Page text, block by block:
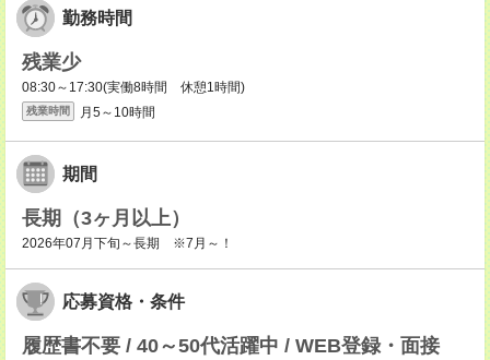
勤務時間
残業少
08:30～17:30(実働8時間 休憩1時間)
残業時間 月5～10時間
期間
長期（3ヶ月以上）
2026年07月下旬～長期 ※7月～！
応募資格・条件
履歴書不要 / 40～50代活躍中 / WEB登録・面接